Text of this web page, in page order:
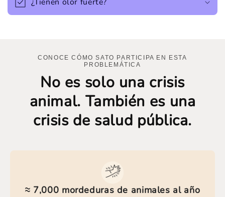
CONOCE CÓMO SATO PARTICIPA EN ESTA
PROBLEMÁTICA
No es solo una crisis
animal. También es una
crisis de salud pública.
≈ 7,000 mordeduras de animales al año